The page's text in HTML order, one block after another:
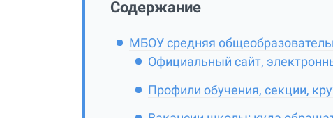
Содержание
МБОУ средняя
Официальный сайт,
Профили обучения, секции,